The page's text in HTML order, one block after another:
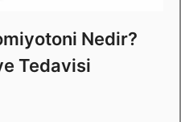
Nedir?
Tedavisi